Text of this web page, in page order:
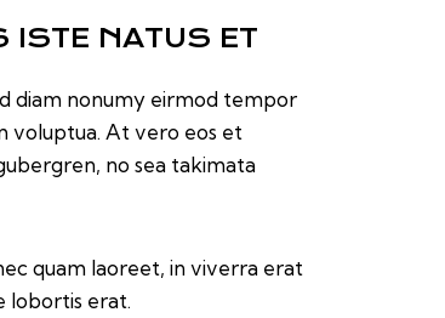
ISTE NATUS ET
diam nonumy eirmod tempor
voluptua. At vero eos et
no sea takimata
quam laoreet, in viverra erat
lobortis erat.